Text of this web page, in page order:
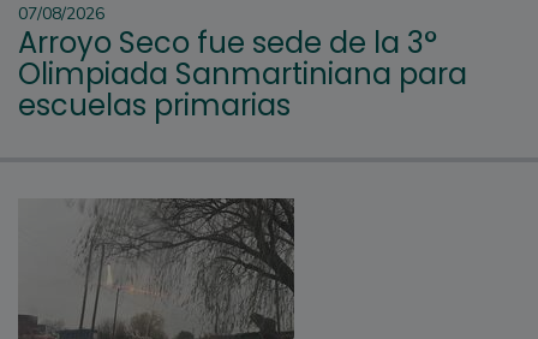
07/08/2026
Arroyo Seco fue sede de la 3°
Olimpiada Sanmartiniana para
escuelas primarias